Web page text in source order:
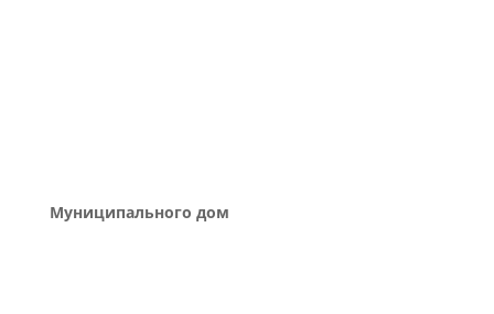
Муниципального дом